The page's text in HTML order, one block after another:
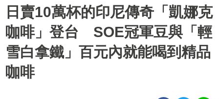
日賣10萬杯的印尼傳奇「凱娜克
咖啡」登台 SOE冠軍豆與「輕
雪白拿鐵」百元內就能喝到精品
咖啡